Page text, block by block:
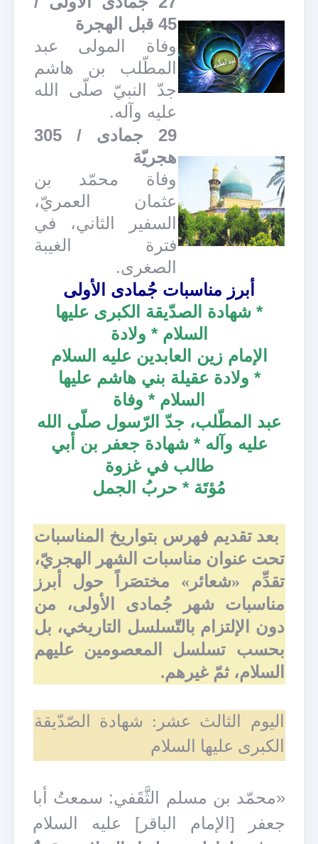
45 قبل الهجرة
وفاة المولى عبد
المطّلب بن هاشم
جدّ النبيّ صلّى الله
عليه وآله.
29 جمادى / 305
هجريّة
وفاة محمّد بن
عثمان العمريّ،
السفير الثاني، في
فترة الغيبة
الصغرى.
أبرز مناسبات جُمادى الأولى
* شهادة الصدّيقة الكبرى عليها
السلام * ولادة
الإمام زين العابدين عليه السلام
* ولادة عقيلة بني هاشم عليها
السلام * وفاة
عبد المطّلب، جدّ الرّسول صلّى الله
عليه وآله * شهادة جعفر بن أبي
طالب في غزوة
مُؤتَة * حربُ الجمل
بعد تقديم فهرس بتواريخ المناسبات
تحت عنوان مناسبات الشهر الهجريّ،
تقدِّم «شعائر» مختصَراً حول أبرز
مناسبات شهر جُمادى الأولى، من
دون الإلتزام بالتّسلسل التاريخي، بل
بحسب تسلسل المعصومين عليهم
السلام، ثمّ غيرهم.
اليوم الثالث عشر: شهادة الصّدّيقة
الكبرى عليها السلام
«محمّد بن مسلم الثَّقَفي: سمعتُ أبا
جعفر [الإمام الباقر] عليه السلام